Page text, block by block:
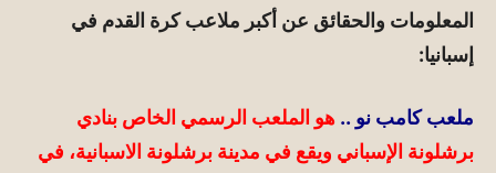
المعلومات والحقائق عن أكبر ملاعب كرة القدم في
إسبانيا:
ملعب كامب نو .. هو الملعب الرسمي الخاص بنادي
برشلونة الإسباني ويقع في مدينة برشلونة الاسبانية، في